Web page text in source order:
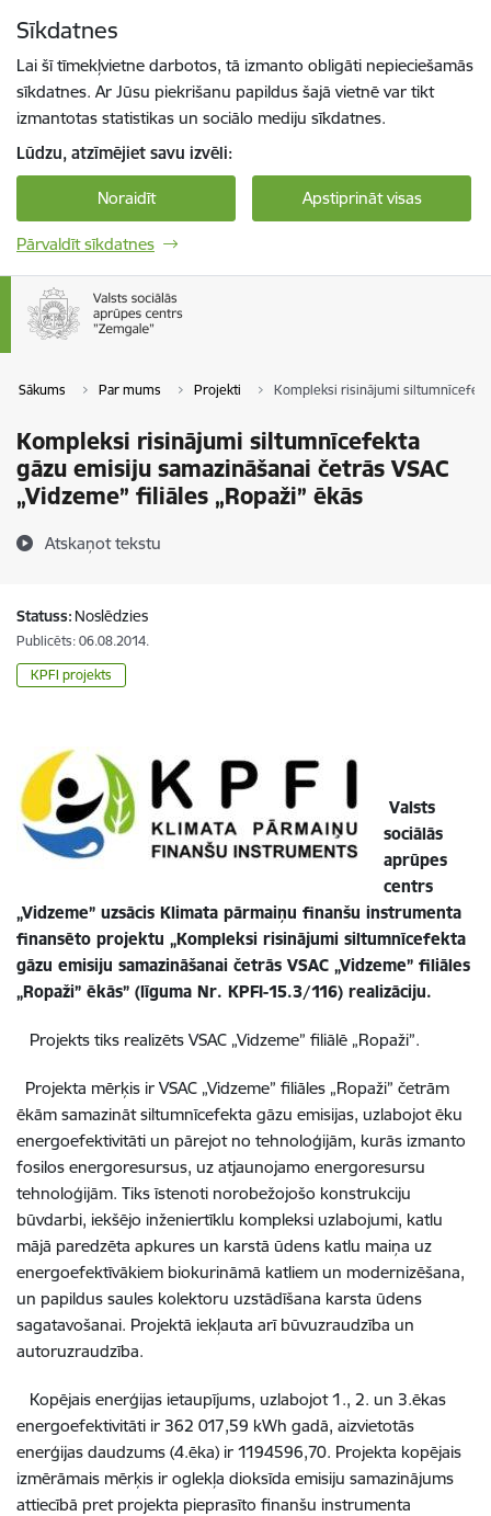
Sīkdatnes
Lai šī tīmekļvietne darbotos, tā izmanto obligāti nepieciešamās
sīkdatnes. Ar Jūsu piekrišanu papildus šajā vietnē var tikt
izmantotas statistikas un sociālo mediju sīkdatnes.
Lūdzu, atzīmējiet savu izvēli:
Noraidīt Apstiprināt visas
Pārvaldīt sīkdatnes
Sākums Par mums Projekti Kompleksi risinājumi
Kompleksi risinājumi siltumnīcefekta
gāzu emisiju samazināšanai četrās VSAC
„Vidzeme” filiāles „Ropaži” ēkās
Atskaņot tekstu
Statuss: Noslēdzies
Publicēts: 06.08.2014.
KPFI projekts
Valsts
sociālās
aprūpes
centrs
„Vidzeme” uzsācis Klimata pārmaiņu finanšu instrumenta
finansēto projektu „Kompleksi risinājumi siltumnīcefekta
gāzu emisiju samazināšanai četrās VSAC „Vidzeme” filiāles
„Ropaži” ēkās” (līguma Nr. KPFI-15.3/116) realizāciju.
Projekts tiks realizēts VSAC „Vidzeme” filiālē „Ropaži”.
Projekta mērķis ir VSAC „Vidzeme” filiāles „Ropaži” četrām
ēkām samazināt siltumnīcefekta gāzu emisijas, uzlabojot ēku
energoefektivitāti un pārejot no tehnoloģijām, kurās izmanto
fosilos energoresursus, uz atjaunojamo energoresursu
tehnoloģijām. Tiks īstenoti norobežojošo konstrukciju
būvdarbi, iekšējo inženiertīklu kompleksi uzlabojumi, katlu
mājā paredzēta apkures un karstā ūdens katlu maiņa uz
energoefektīvākiem biokurināmā katliem un modernizēšana,
un papildus saules kolektoru uzstādīšana karsta ūdens
sagatavošanai. Projektā iekļauta arī būvuzraudzība un
autoruzraudzība.
Kopējais enerģijas ietaupījums, uzlabojot 1., 2. un 3.ēkas
energoefektivitāti ir 362 017,59 kWh gadā, aizvietotās
enerģijas daudzums (4.ēka) ir 1194596,70. Projekta kopējais
izmērāmais mērķis ir oglekļa dioksīda emisiju samazinājums
attiecībā pret projekta pieprasīto finanšu instrumenta